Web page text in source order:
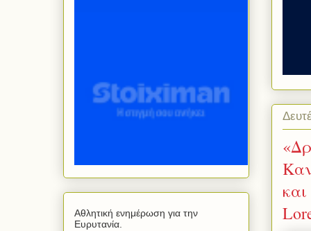
Αθλητική ενημέρωση για την
Ευρυτανία.